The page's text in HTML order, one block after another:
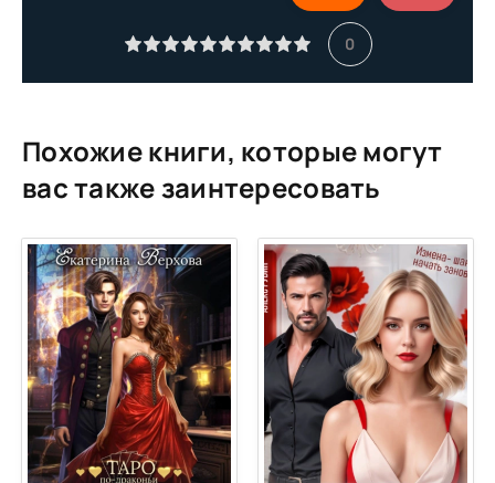
17
18
19
20
0
Похожие книги, которые могут
вас также заинтересовать